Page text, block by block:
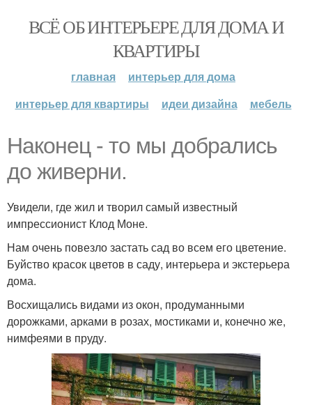
ВСЁ ОБ ИНТЕРЬЕРЕ ДЛЯ ДОМА И
КВАРТИРЫ
главная
интерьер для дома
интерьер для квартиры
идеи дизайна мебель
Наконец - то мы добрались
до живерни.
Увидели, где жил и творил самый известный
импрессионист Клод Моне.
Нам очень повезло застать сад во всем его цветение.
Буйство красок цветов в саду, интерьера и экстерьера
дома.
Восхищались видами из окон, продуманными
дорожками, арками в розах, мостиками и, конечно же,
нимфеями в пруду.